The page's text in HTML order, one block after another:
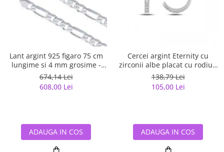
Lant argint 925 figaro 75 cm
lungime si 4 mm grosime -
Classical You LSX0141
674,14 Lei
608,00 Lei
ADAUGA IN COS
Cercei argint Eternity cu
zirconii albe placat cu rodiu -
ETU0153
138,79 Lei
105,00 Lei
ADAUGA IN COS